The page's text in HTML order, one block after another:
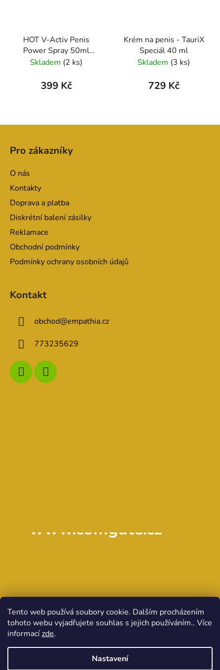
Tento web používá soubory cookie. Dalším procházením
tohoto webu vyjadřujete souhlas s jejich používáním.. Více
informacízde.
Nastavení
HOT V-Activ Penis
Power Spray 50ml
NETTO
Skladem (2 ks)
399 Kč
Krém na penis - TauriX
Speciál 40 ml
Skladem (3 ks)
729 Kč
Pro zákazníky
O nás
Kontakty
Doprava a platba
Diskrétní balení zásilky
Reklamace
Obchodní podmínky
Podmínky ochrany osobních údajů
Kontakt
obchod@empathia.cz
773235629
www.comgate.cz